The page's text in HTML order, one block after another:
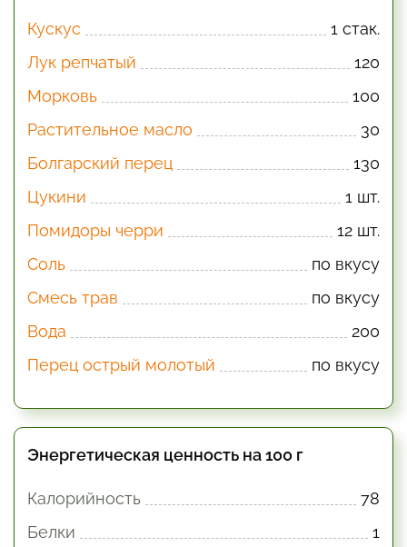
Кускус
1 стак.
Лук репчатый
120
Морковь
100
Растительное масло
30
Болгарский перец
130
Цукини
1 шт.
Помидоры черри
12 шт.
Соль
по вкусу
Смесь трав
по вкусу
Вода
200
Перец острый молотый
по вкусу
Энергетическая ценность на 100 г
Калорийность
78
Белки
1